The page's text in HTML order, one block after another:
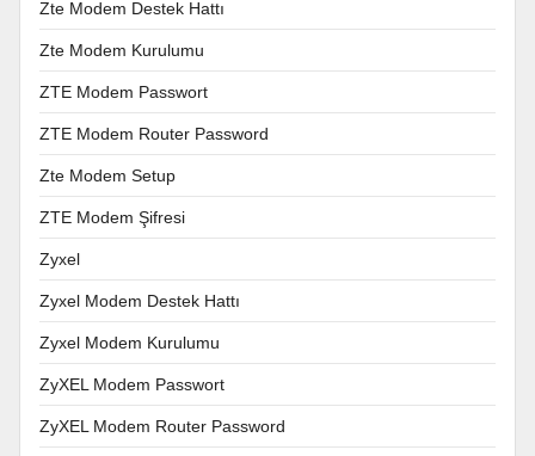
Zte Modem Destek Hattı
Zte Modem Kurulumu
ZTE Modem Passwort
ZTE Modem Router Password
Zte Modem Setup
ZTE Modem Şifresi
Zyxel
Zyxel Modem Destek Hattı
Zyxel Modem Kurulumu
ZyXEL Modem Passwort
ZyXEL Modem Router Password